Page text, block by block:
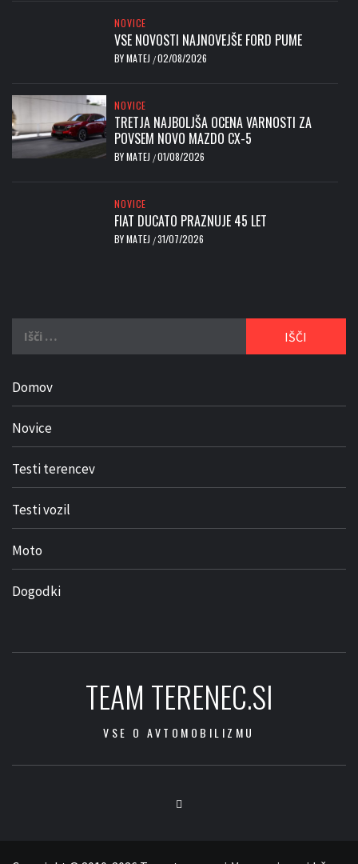
NOVICE
VSE NOVOSTI NAJNOVEJŠE FORD PUME
BYMATEJ /02/08/2026
NOVICE
TRETJA NAJBOLJŠA OCENA VARNOSTI ZA
POVSEM NOVO MAZDO CX-5
BYMATEJ /01/08/2026
NOVICE
FIAT DUCATO PRAZNUJE 45 LET
BYMATEJ /31/07/2026
Išči:
Domov
Novice
Testi terencev
Testi vozil
Moto
Dogodki
TEAM TERENEC.SI
VSE O AVTOMOBILIZMU
Facebook